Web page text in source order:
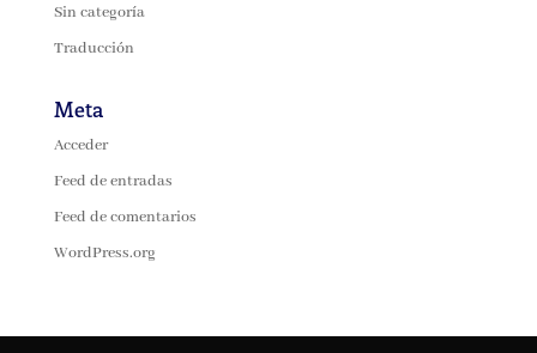
Sin categoría
Traducción
Meta
Acceder
Feed de entradas
Feed de comentarios
WordPress.org